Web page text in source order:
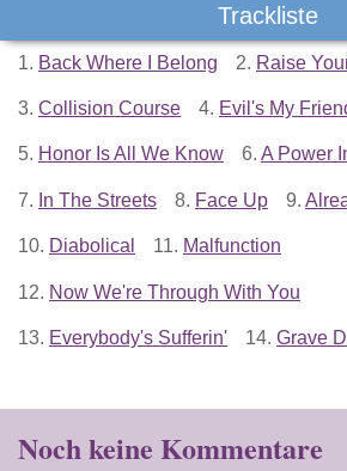
Trackliste
1. Back Where I Belong 2. Raise
3. Collision Course 4. Evil's My
5. Honor Is All We Know 6. A Power
7. In The Streets 8. Face Up 9.
10. Diabolical 11. Malfunction
12. Now We're Through With You
13. Everybody's Sufferin' 14. Grave
Noch keine Kommentare